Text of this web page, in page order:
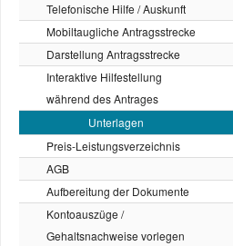
Telefonische Hilfe / Auskunft
Mobiltaugliche Antragsstrecke
Darstellung Antragsstrecke
Interaktive Hilfestellung
während des Antrages
Unterlagen
Preis-Leistungs­verzeichnis
AGB
Aufbereitung der Dokumente
Kontoauszüge /
Gehaltsnachweise vorlegen